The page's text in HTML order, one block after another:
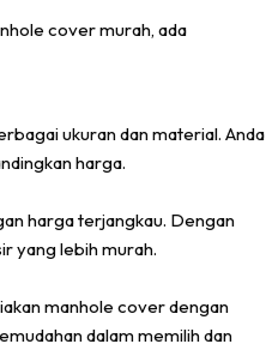
cover murah, ada
ukuran dan material. Anda
harga.
harga terjangkau. Dengan
yang lebih murah.
manhole cover dengan
dalam memilih dan